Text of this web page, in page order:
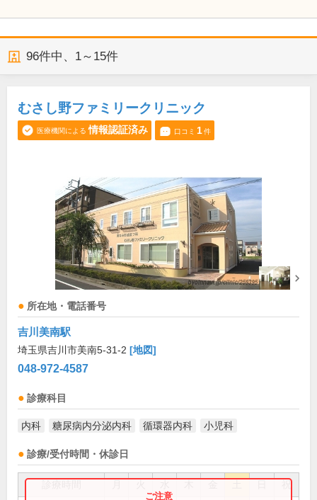
96件中、 1～15件
むさし野ファミリークリニック
医療機関による 情報認証済み 口コミ 1件
所在地・電話番号
吉川美南駅
埼玉県吉川市美南5-31-2 [地図]
048-972-4587
診療科目
内科 糖尿病内分泌内科 循環器内科 小児科
診療/受付時間・休診日
祝